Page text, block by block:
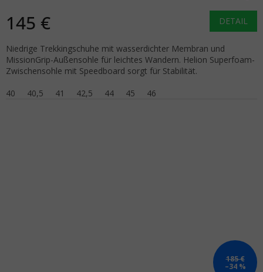
145 € DETAIL
Niedrige Trekkingschuhe mit wasserdichter Membran und
MissionGrip-Außensohle für leichtes Wandern. Helion Superfoam-
Zwischensohle mit Speedboard sorgt für Stabilität.
40
40,5 41 42,5 44 45 46
185 €
–34 %